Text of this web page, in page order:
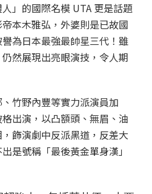
」的國際名模 UTA 更是話題
本木雅弘，外婆則是已故國
為日本最強最帥星三代！雖
然展現出亮眼演技，令人期
竹野內豐等實力派演員加
出演，以凸額頭、無眉、油
飾演劇中反派黑道，反差大
是號稱「最後黃金單身漢」